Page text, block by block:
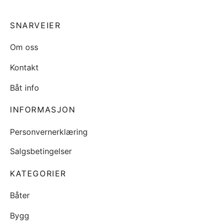
SNARVEIER
Om oss
Kontakt
Båt info
INFORMASJON
Personvernerklæring
Salgsbetingelser
KATEGORIER
Båter
Bygg